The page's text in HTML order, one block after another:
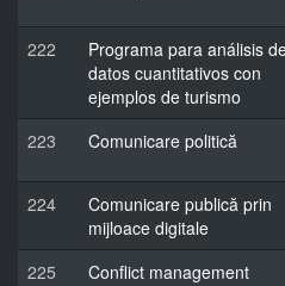
222
Programa para análisis
datos cuantitativos con
ejemplos de turismo
223 Comunicare politică
224
Comunicare publică prin
mijloace digitale
225 Conflict management